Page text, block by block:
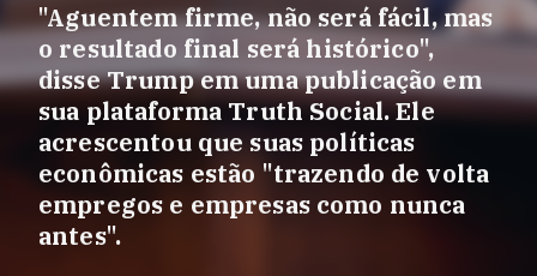
"Aguentem firme, não será fácil, mas
o resultado final será histórico",
disse Trump em uma publicação em
sua plataforma Truth Social. Ele
acrescentou que suas políticas
econômicas estão "trazendo de volta
empregos e empresas como nunca
antes".